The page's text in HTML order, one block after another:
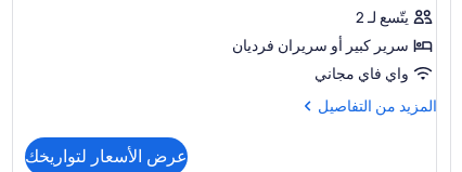
يتّسع لـ 2
سرير كبير‫‬ أو سريران فرديان
واي فاي مجاني
المزيد من التفاصيل
المزيد
عرض الأسعار لتواريخك